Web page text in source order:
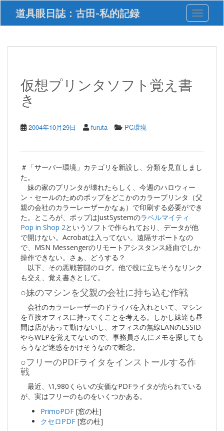
i
道具眼日誌：古田-私的記録 Toggle
仮想プリンタソフト覚え書
き
2004年10月29日 furuta PC環境
＃「サーバー環境」カテゴリを新設し、分類を見直しまし
た。
妹の家のプリンタが壊れたらしく、今週のハロウィー
ン・セールのためのポップをどこかのカラープリンタ（父
親の会社のカラーレーザーかなぁ）で印刷する必要ができ
た。ところが、ポップはJustSystemのラベルマイティ
Pop in Shop 2というソフトで作られており、データが他
で開けない。Acrobatは入ってない。遠隔サポートなの
で、MSN Messengerのリモートアシスタンス経由でしか
操作できない。さぁ、どうする？
以下、その悪戦苦闘のログ。他で役に立ちそうなリンク
も交え、覚え書きとして。
○妹のマシンを父親の会社に持ち込む作戦
会社のカラーレーザーのドライバを入れといて、マシン
を直接オフィスに持ってくことを考える。しかし妹達も昼
間は店があって動けないし、オフィスの無線LANのESSID
やらWEPを覚えてないので、事務員さんにメモを探しても
らうなど迷惑をかけそうなので断念。
○フリーのPDFライタをインストールする作
戦
最近、\1,980くらいの安価なPDFライタが売られている
が、実はフリーのものをいくつかある。
PrimoPDF [窓の杜]
クセロPDF [窓の杜]